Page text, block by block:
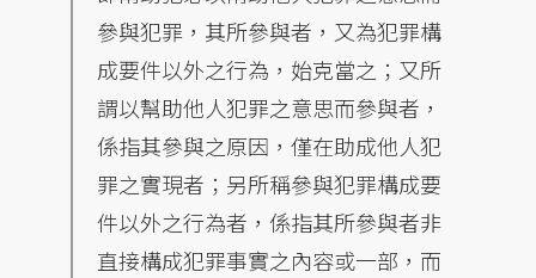
參與犯罪，其所參與者，又為犯罪構
成要件以外之行為，始克當之；又所
謂以幫助他人犯罪之意思而參與者，
係指其參與之原因，僅在助成他人犯
罪之實現者；另所稱參與犯罪構成要
件以外之行為者，係指其所參與者非
直接構成犯罪事實之內容或一部，而